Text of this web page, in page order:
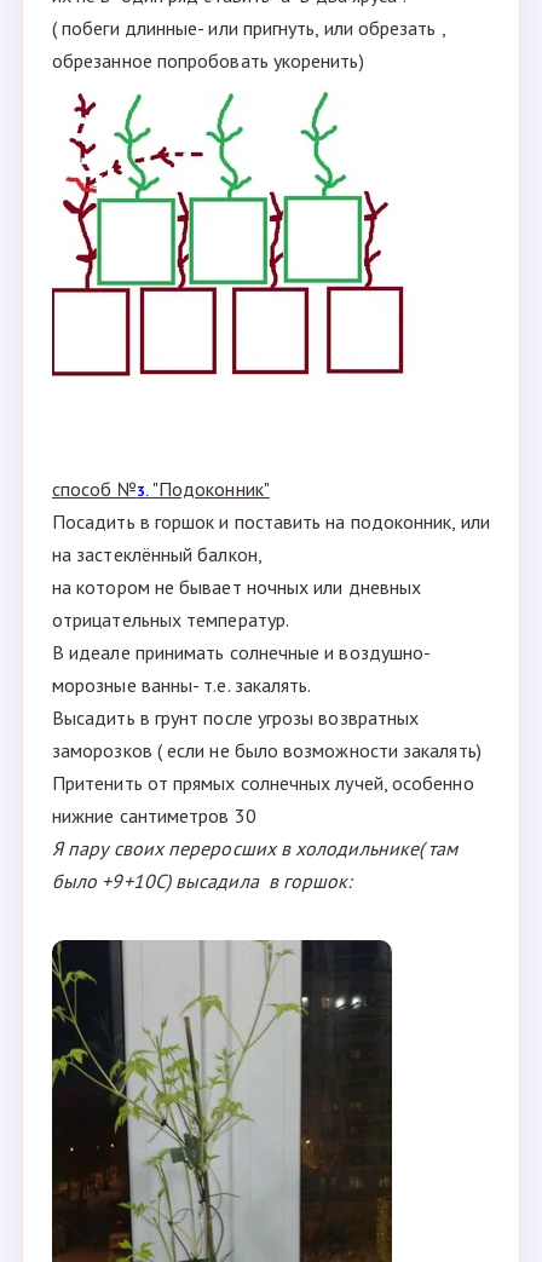
В этом году компактнее уложу всё :-) И ещё можно
их не в один ряд ставить- а в два яруса :
способ №3. "Подоконник"
Посадить в горшок и поставить на подоконник, или
на застеклённый балкон,
на котором не бывает ночных или дневных
В идеале принимать солнечные и воздушно-
морозные ванны- т.е. закалять.
Высадить в грунт после угрозы возвратных
заморозков ( если не было возможности закалять)
Притенить от прямых солнечных лучей, особенно
нижние сантиметров 30
Я пару своих переросших в холодильнике( там
было +9+10С) высадила в горшок: